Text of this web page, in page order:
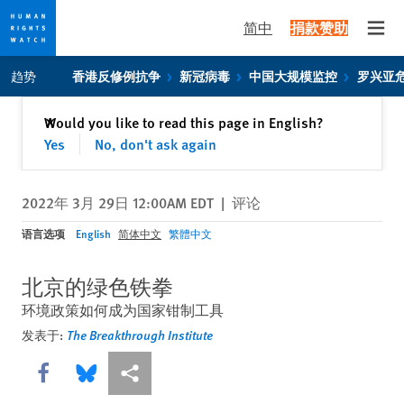
Skip
to
privacy
Skip
to
content
简中 捐款赞助
趋势 香港反修例抗争 新冠病毒 中国大规模监控 罗兴亚
Would you like to read this page in English?
Yes
No, don't ask again
✕关闭
2022年 3月 29日 12:00AM EDT | 评论
语言选项 English 简体中文 繁體中文
北京的绿色铁拳
环境政策如何成为国家钳制工具
发表于: The Breakthrough Institute
Share this via Facebook
Share this via Bluesky
More sharing options